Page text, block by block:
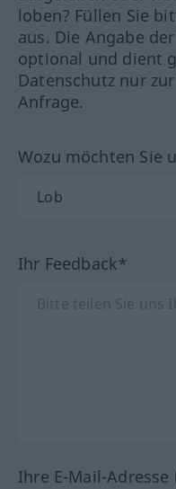
loben? Füllen Sie
aus. Die Angabe
optional und dient
Datenschutz nur
Anfrage.
Wozu möchten Sie
Ihr Feedback*
Ihre E-Mail-